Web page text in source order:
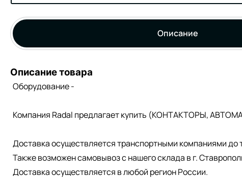
Описание
Описание товара
Оборудование -
Компания Radal предлагает купить (КОНТАКТОРЫ,
Доставка осуществляется транспортными компаниями до
Также возможен самовывоз с нашего склада в г.
Доставка осуществляется в любой регион России.